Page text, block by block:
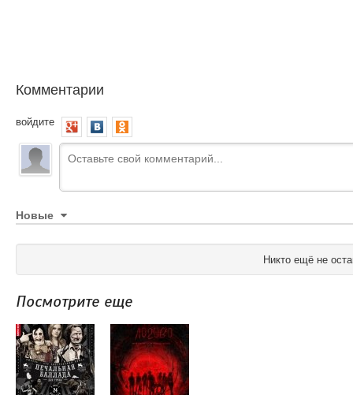
Комментарии
войдите
Новые
Никто ещё не
Посмотрите еще